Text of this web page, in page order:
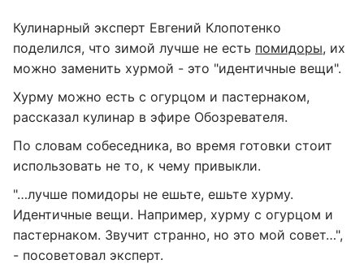
Кулинарный эксперт Евгений Клопотенко
поделился, что зимой лучше не есть помидоры, их
можно заменить хурмой - это "идентичные вещи".
Хурму можно есть с огурцом и пастернаком,
рассказал кулинар в эфире Обозревателя.
По словам собеседника, во время готовки стоит
использовать не то, к чему привыкли.
"…лучше помидоры не ешьте, ешьте хурму.
Идентичные вещи. Например, хурму с огурцом и
пастернаком. Звучит странно, но это мой совет…",
- посоветовал эксперт.